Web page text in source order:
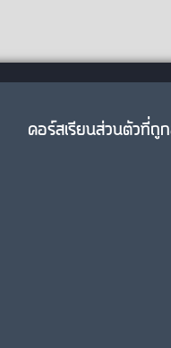
คอร์สเรียนส่วนตัวที่